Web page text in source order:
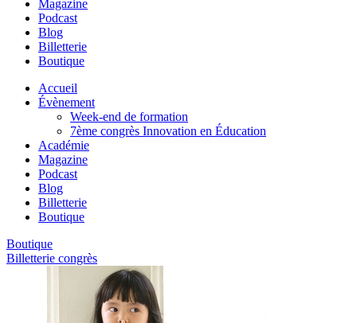
Magazine
Podcast
Blog
Billetterie
Boutique
Accueil
Évènement
Week-end de formation
7ème congrès Innovation en Éducation
Académie
Magazine
Podcast
Blog
Billetterie
Boutique
Boutique
Billetterie congrès